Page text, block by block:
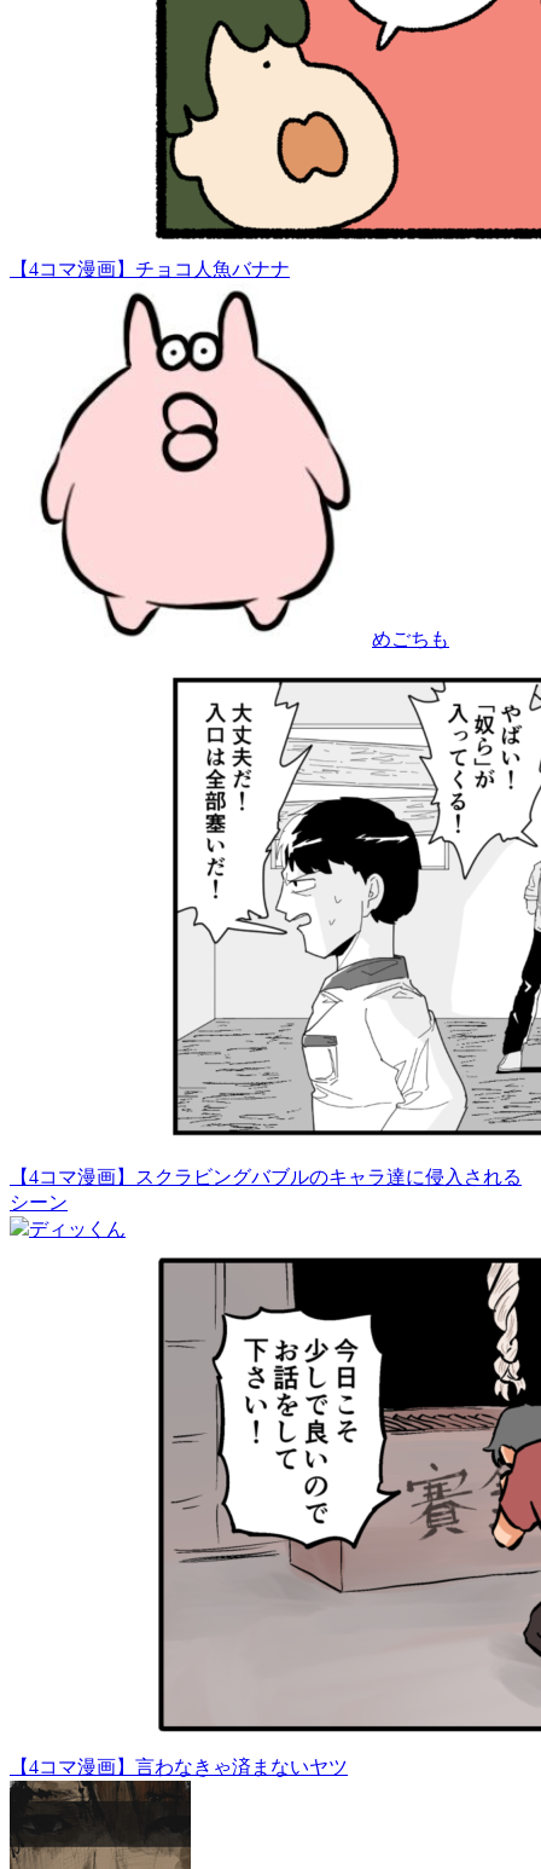
【4コマ漫画】チョコ人魚バナナ
めごちも
【4コマ漫画】スクラビングバブルのキャラ達に侵入される
シーン
ディッくん
【4コマ漫画】言わなきゃ済まないヤツ